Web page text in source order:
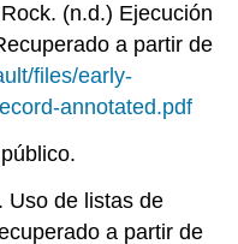
(n.d.) Ejecución
a partir de
files/early-
annotated.pdf
Uso de listas de
a partir de